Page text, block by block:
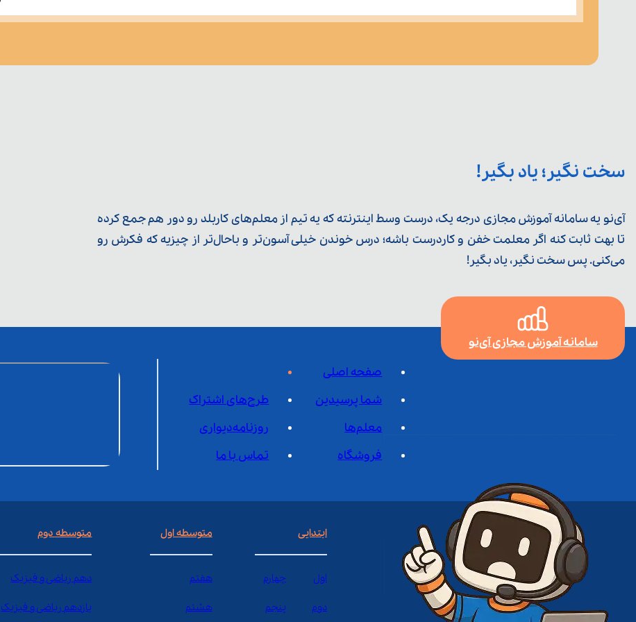
سخت نگیر؛ یاد بگیر!
آی‌نو یه سامانه آموزش مجازی درجه یک، درست وسط اینترنته که یه تیم از معلم‌‌های کاربلد رو دور هم جمع کرده
تا بهت ثابت کنه اگر معلمت خفن و کاردرست باشه؛ درس خوندن خیلی آسون‌تر و باحال‌تر از چیزیه که فکرش رو
می‌کنی. پس سخت نگیر، یاد بگیر!
سامانه آموزش مجازی آی‌نو
صفحه اصلی
شما پرسیدین
طرح‌های اشتراک
معلم‌ها
روزنامه‌دیواری
فروشگاه
تماس با ما
ابتدایی
اول چهارم
دوم پنجم
متوسطه اول
هفتم
هشتم
متوسطه دوم
دهم ریاضی و فیزیک
یازدهم ریاضی و فیزیک